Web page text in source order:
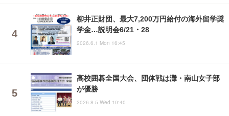
柳井正財団、最大7,200万円給付の海外留学奨
学金…説明会6/21・28
2026.6.1 Mon 16:45
高校囲碁全国大会、団体戦は灘・南山女子部
が優勝
2026.8.5 Wed 10:40